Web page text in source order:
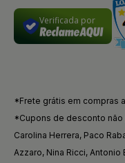
Verificada por
*Frete grátis em compras
*Cupons de desconto
Carolina Herrera, Paco
Azzaro, Nina Ricci, Antonio